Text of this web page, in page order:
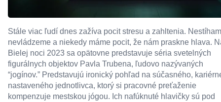
Stále viac ľudí dnes zažíva pocit stresu a zahltenia.
nevládzeme a niekedy máme pocit, že nám praskne hlava.
Bielej noci 2023 sa opätovne predstavuje séria svetelných
figurálnych objektov Pavla Trubena, ľudovo nazývaných
“jogínov.” Predstavujú ironický pohľad na súčasného,
nastaveného jednotlivca, ktorý si pracovné preťaženie
kompenzuje mestskou jógou. Ich nafúknuté hlavičky sú pod